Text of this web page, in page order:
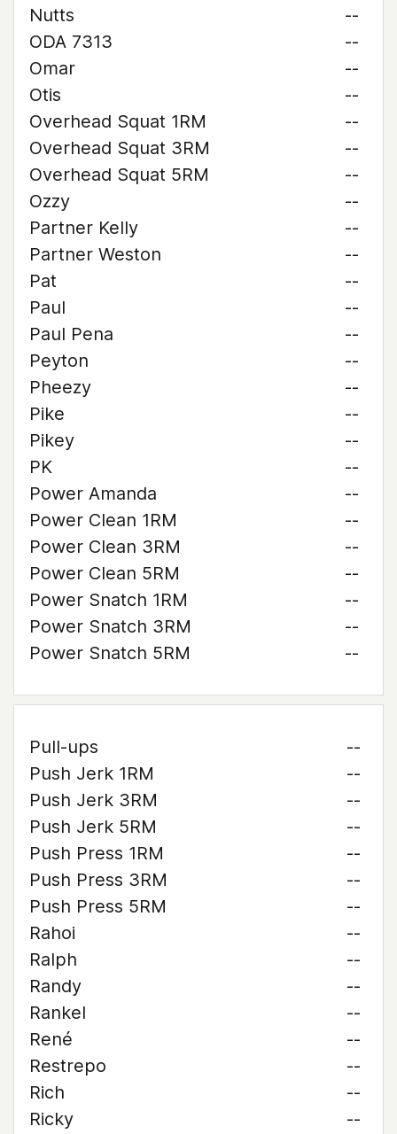
Nutts
--
ODA 7313
--
Omar
--
Otis
--
Overhead Squat 1RM
--
Overhead Squat 3RM
--
Overhead Squat 5RM
--
Ozzy
--
Partner Kelly
--
Partner Weston
--
Pat
--
Paul
--
Paul Pena
--
Peyton
--
Pheezy
--
Pike
--
Pikey
--
PK
--
Power Amanda
--
Power Clean 1RM
--
Power Clean 3RM
--
Power Clean 5RM
--
Power Snatch 1RM
--
Power Snatch 3RM
--
Power Snatch 5RM
--
Pull-ups
--
Push Jerk 1RM
--
Push Jerk 3RM
--
Push Jerk 5RM
--
Push Press 1RM
--
Push Press 3RM
--
Push Press 5RM
--
Rahoi
--
Ralph
--
Randy
--
Rankel
--
René
--
Restrepo
--
Rich
--
Ricky
--